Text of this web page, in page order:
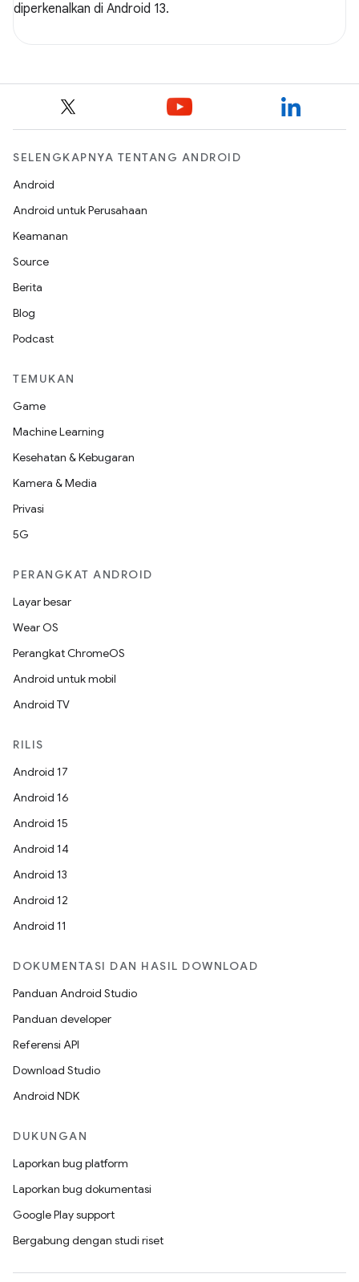
diperkenalkan di Android 13.
SELENGKAPNYA TENTANG ANDROID
Android
Android untuk Perusahaan
Keamanan
Source
Berita
Blog
Podcast
TEMUKAN
Game
Machine Learning
Kesehatan & Kebugaran
Kamera & Media
Privasi
5G
PERANGKAT ANDROID
Layar besar
Wear OS
Perangkat ChromeOS
Android untuk mobil
Android TV
RILIS
Android 17
Android 16
Android 15
Android 14
Android 13
Android 12
Android 11
DOKUMENTASI DAN HASIL DOWNLOAD
Panduan Android Studio
Panduan developer
Referensi API
Download Studio
Android NDK
DUKUNGAN
Laporkan bug platform
Laporkan bug dokumentasi
Google Play support
Bergabung dengan studi riset